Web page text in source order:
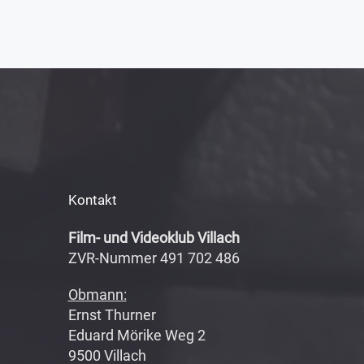
Kontakt
Film- und Videoklub Villach
ZVR-Nummer 491 702 486
Obmann:
Ernst Thurner
Eduard Mörike Weg 2
9500 Villach